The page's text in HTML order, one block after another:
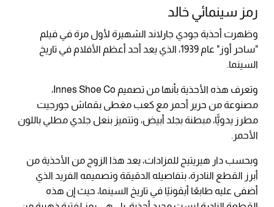
رمز سينمائي خالد
وظهرت أحذية جودي جارلاند الشهيرة لأول مرة في فيلم
"ساحر أوز" عام 1939، الذي يعد أحد أعظم الأفلام في تاريخ
السينما.
وتعرف هذه الأحذية بأنها من تصميم Innes Shoe Co،
مصنوعة من حرير أحمر مع كعب مغطى بقماش جورجيت
مطرز يدويًّا، مبطنة بجلد أبيض، وتتميز بنعل جلدي مطلي باللون
الأحمر.
وبحسب دار هيريتيج للمزادات، يعد هذا الزوج من الأحذية من
أبرز القطع النادرة، بتفاصيله الدقيقة وتصميمه الفريد الذي
أضفى عليه طابعًا أيقونيًا في تاريخ السينما، حيث إن هذه